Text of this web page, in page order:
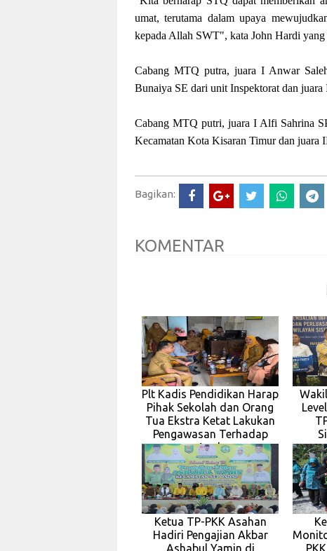
umat, terutama dalam upaya
kepada Allah SWT", kata John Hardi
Cabang MTQ putra, juara I Anwar
Bunaiya SE dari unit Inspektorat dan
Cabang MTQ putri, juara I Alfi Sahrina
Kecamatan Kota Kisaran Timur dan juara
Bagikan:
KOMENTAR
Plt Kadis Pendidikan Harap
Pihak Sekolah dan Orang
Tua Ekstra Ketat Lakukan
Pengawasan Terhadap
Anak
Ketua TP-PKK Asahan
Hadiri Pengajian Akbar
Ashabul Yamin di